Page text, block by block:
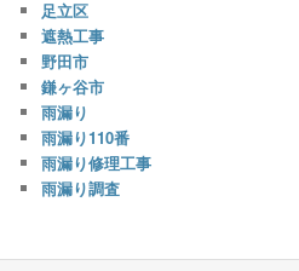
足立区
遮熱工事
野田市
鎌ヶ谷市
雨漏り
雨漏り110番
雨漏り修理工事
雨漏り調査